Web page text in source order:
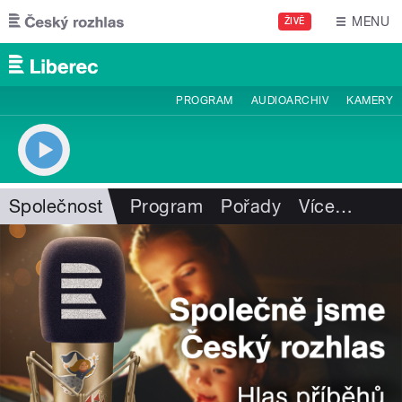
Přejít k hlavnímu obsahu
ŽIVĚ MENU
PROGRAM AUDIOARCHIV KAMERY
Společnost Program Pořady Více…